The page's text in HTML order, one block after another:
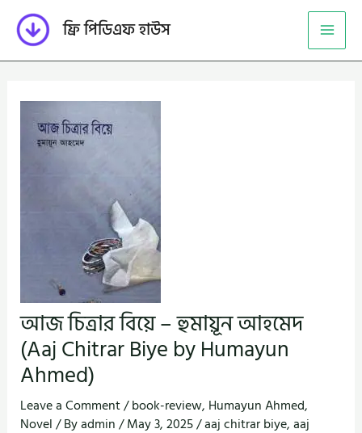
content
ফ্রি পিডিএফ হাউস
আজ চিত্রার বিয়ে – হুমায়ূন আহমেদ
(Aaj Chitrar Biye by Humayun
Ahmed)
Leave a Comment/book-review, Humayun Ahmed,
Novel/ Byadmin/May 3, 2025/aaj chitrar biye,aaj